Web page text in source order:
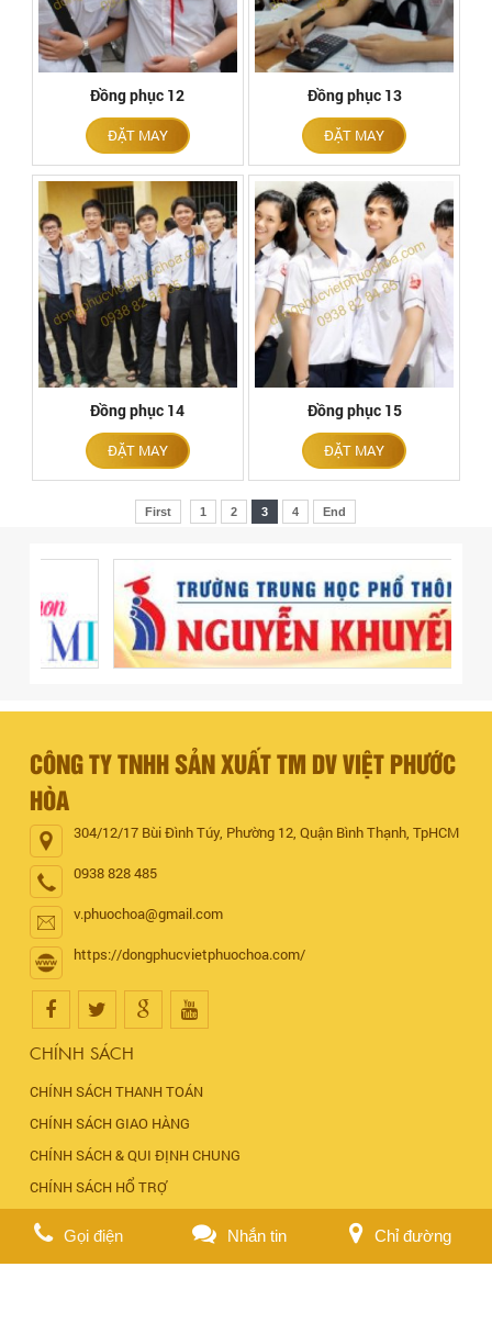
Đồng phục 12
ĐẶT MAY
Đồng phục 13
ĐẶT MAY
Đồng phục 14
ĐẶT MAY
Đồng phục 15
ĐẶT MAY
First 1 2 3 4 End
CÔNG TY TNHH SẢN XUẤT TM DV VIỆT PHƯỚC
HÒA
304/12/17 Bùi Đình Túy, Phường 12, Quận Bình Thạnh, TpHCM
0938 828 485
v.phuochoa@gmail.com
https://dongphucvietphuochoa.com/
CHÍNH SÁCH
CHÍNH SÁCH THANH TOÁN
CHÍNH SÁCH GIAO HÀNG
CHÍNH SÁCH & QUI ĐỊNH CHUNG
CHÍNH SÁCH HỔ TRỢ
ĐẶT HÀNG ONLINE
Gọi điện Nhắn tin Chỉ đường